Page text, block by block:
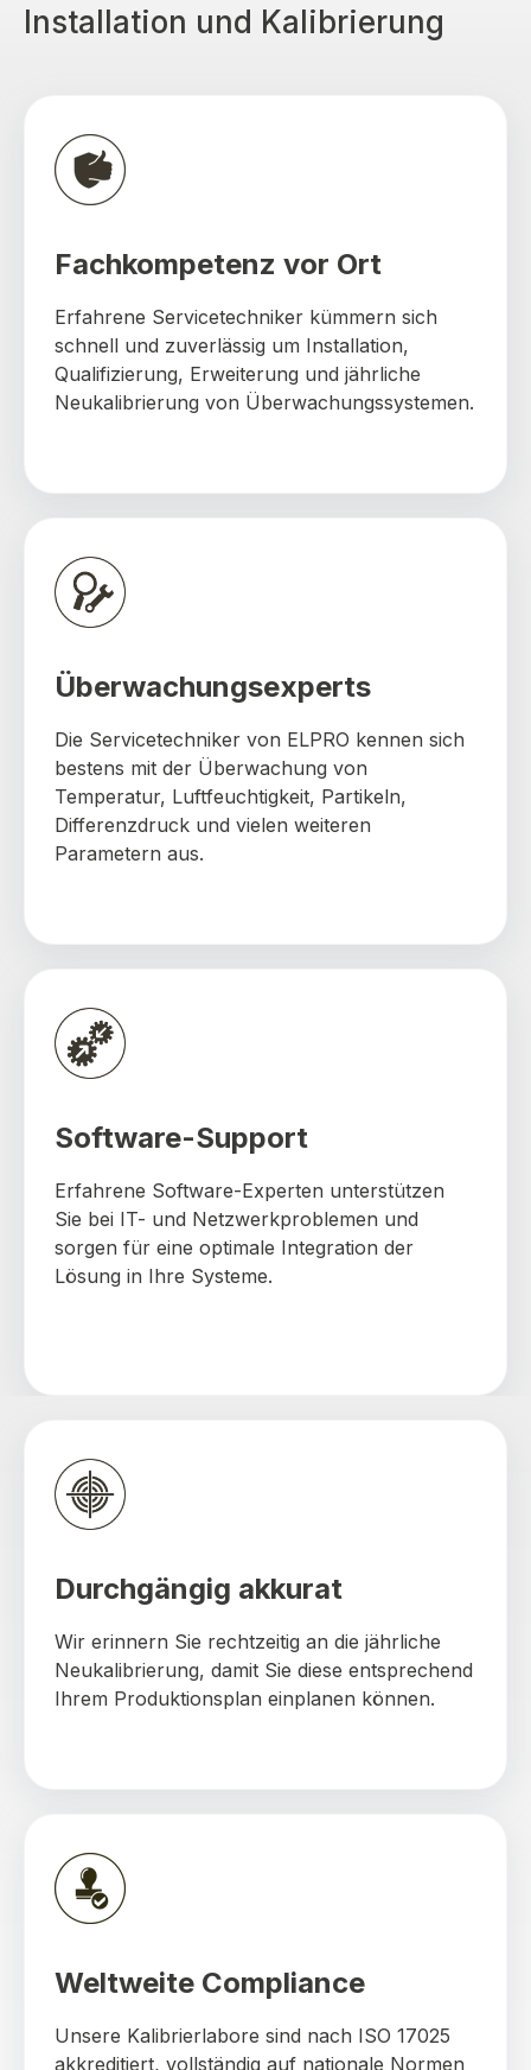
Installation und Kalibrierung
Fachkompetenz vor Ort
Erfahrene Servicetechniker kümmern sich
schnell und zuverlässig um Installation,
Qualifizierung, Erweiterung und jährliche
Neukalibrierung von Überwachungssystemen.
Überwachungsexperts
Die Servicetechniker von ELPRO kennen sich
bestens mit der Überwachung von
Temperatur, Luftfeuchtigkeit, Partikeln,
Differenzdruck und vielen weiteren
Parametern aus.
Software-Support
Erfahrene Software-Experten unterstützen
Sie bei IT- und Netzwerkproblemen und
sorgen für eine optimale Integration der
Lösung in Ihre Systeme.
Durchgängig akkurat
Wir erinnern Sie rechtzeitig an die jährliche
Neukalibrierung, damit Sie diese entsprechend
Ihrem Produktionsplan einplanen können.
Weltweite Compliance
Unsere Kalibrierlabore sind nach ISO 17025
akkreditiert, vollständig auf nationale Normen